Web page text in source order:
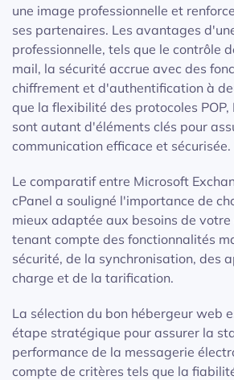
une image professionnelle et
ses partenaires. Les avantages
professionnelle, tels que le contrôle
mail, la sécurité accrue avec des
chiffrement et d'authentification à
que la flexibilité des protocoles POP,
sont autant d'éléments clés pour
communication efficace et sécurisée.
Le comparatif entre Microsoft
cPanel a souligné l'importance de
mieux adaptée aux besoins de
tenant compte des fonctionnalités
sécurité, de la synchronisation, des
charge et de la tarification.
La sélection du bon hébergeur web
étape stratégique pour assurer la
performance de la messagerie
compte de critères tels que la